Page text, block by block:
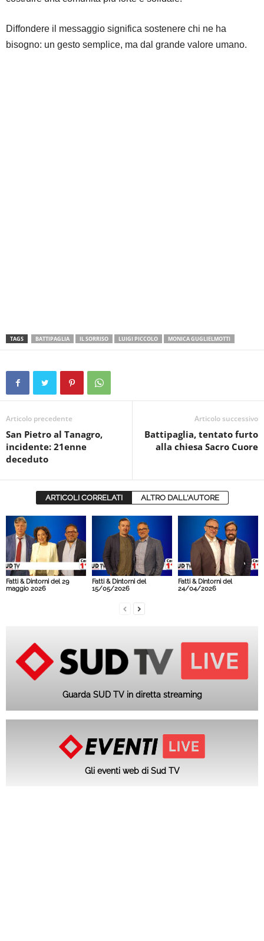
Diffondere il messaggio significa sostenere chi ne ha
bisogno: un gesto semplice, ma dal grande valore umano.
TAGS BATTIPAGLIA IL SORRISO LUIGI PICCOLO MONICA GUGLIELMOTTI
Articolo precedente
San Pietro al Tanagro,
incidente: 21enne
deceduto
Articolo successivo
Battipaglia, tentato furto
alla chiesa Sacro Cuore
ARTICOLI CORRELATI ALTRO DALL'AUTORE
Fatti & Dintorni del 29
maggio 2026
Fatti & Dintorni del
15/05/2026
Fatti & Dintorni del
24/04/2026
Guarda SUD TV in diretta streaming
Gli eventi web di Sud TV